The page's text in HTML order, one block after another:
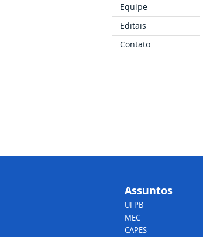
Equipe
Editais
Contato
Assuntos
UFPB
MEC
CAPES